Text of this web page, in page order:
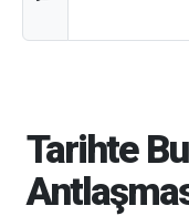
Tarihte